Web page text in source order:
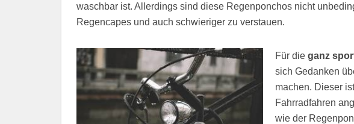
waschbar ist. Allerdings sind diese Regenponchos nicht
Regencapes und auch schwieriger zu verstauen.
Für die ganz
sich Gedanken
machen. Dieser
Fahrradfahren
wie der